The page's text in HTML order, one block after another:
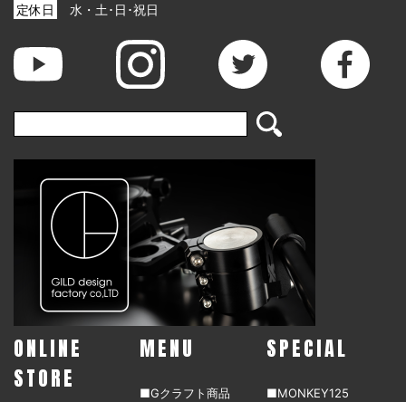
定休日
水・土･日･祝日
ONLINE
STORE
MENU
■Gクラフト商品
SPECIAL
■MONKEY125